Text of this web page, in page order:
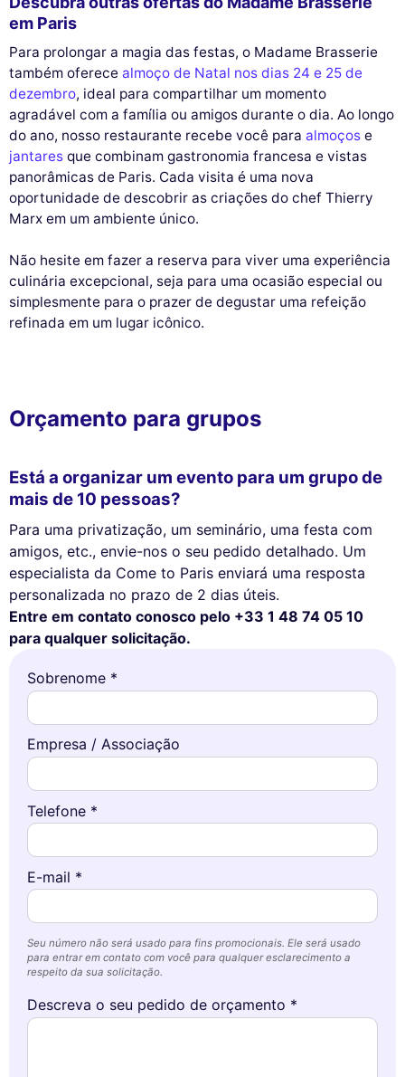
em Paris
Para prolongar a magia das festas, o Madame Brasserie
também oferece almoço de Natal nos dias 24 e 25 de
dezembro, ideal para compartilhar um momento
agradável com a família ou amigos durante o dia. Ao longo
do ano, nosso restaurante recebe você para almoços e
jantares que combinam gastronomia francesa e vistas
panorâmicas de Paris. Cada visita é uma nova
oportunidade de descobrir as criações do chef Thierry
Marx em um ambiente único.
Não hesite em fazer a reserva para viver uma experiência
culinária excepcional, seja para uma ocasião especial ou
simplesmente para o prazer de degustar uma refeição
refinada em um lugar icônico.
Orçamento para grupos
Está a organizar um evento para um grupo de
mais de 10 pessoas?
Para uma privatização, um seminário, uma festa com
amigos, etc., envie-nos o seu pedido detalhado. Um
especialista da Come to Paris enviará uma resposta
personalizada no prazo de 2 dias úteis.
Entre em contato conosco pelo +33 1 48 74 05 10
para qualquer solicitação.
Sobrenome *
Empresa / Associação
Telefone *
E-mail *
Seu número não será usado para fins promocionais. Ele será usado
para entrar em contato com você para qualquer esclarecimento a
respeito da sua solicitação.
Descreva o seu pedido de orçamento *